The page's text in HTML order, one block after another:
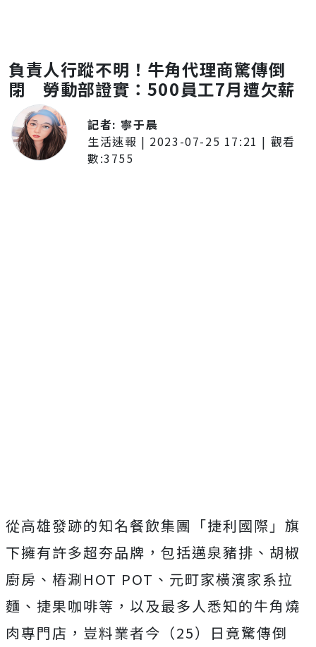
負責人行蹤不明！牛角代理商驚傳倒
閉 勞動部證實：500員工7月遭欠薪
記者: 寧于晨
生活速報 | 2023-07-25 17:21 | 觀看
數:3755
從高雄發跡的知名餐飲集團「捷利國際」旗
下擁有許多超夯品牌，包括邁泉豬排、胡椒
廚房、樁涮HOT POT、元町家橫濱家系拉
麵、捷果咖啡等，以及最多人悉知的牛角燒
肉專門店，豈料業者今（25）日竟驚傳倒